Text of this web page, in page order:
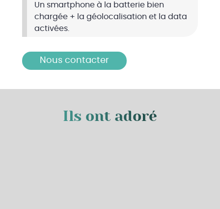
Un smartphone à la batterie bien
chargée + la géolocalisation et la data
activées.
Nous contacter
Ils ont adoré